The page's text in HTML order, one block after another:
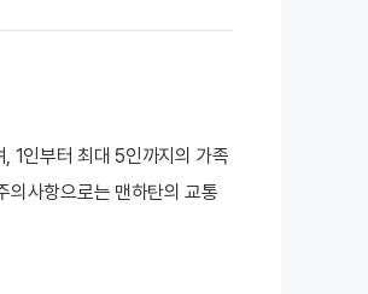
1인부터 최대 5인까지의 가족
의사항으로는 맨하탄의 교통